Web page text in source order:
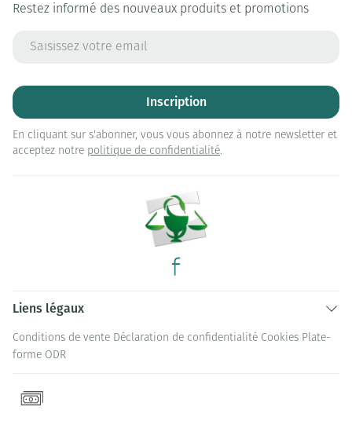
Restez informé des nouveaux produits et promotions
Inscription
En cliquant sur s'abonner, vous vous abonnez à notre newsletter et
acceptez notre politique de confidentialité.
Liens légaux
Conditions de vente Déclaration de confidentialité Cookies Plate-
forme ODR